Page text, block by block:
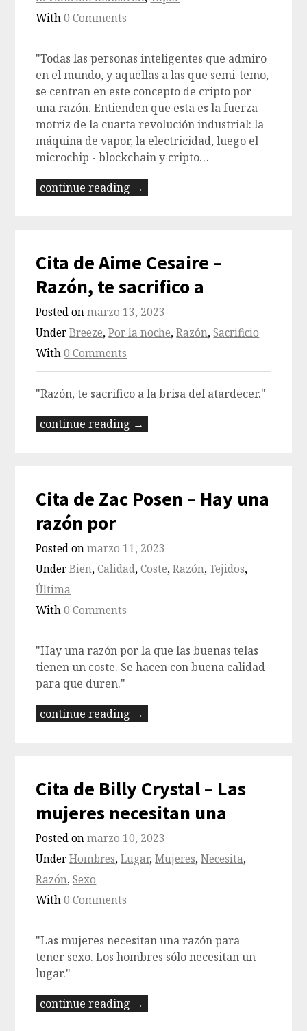
With0 Comments
"Todas las personas inteligentes que admiro
en el mundo, y aquellas a las que semi-temo,
se centran en este concepto de cripto por
una razón. Entienden que esta es la fuerza
motriz de la cuarta revolución industrial: la
máquina de vapor, la electricidad, luego el
microchip - blockchain y cripto…
continue reading →
Cita de Aime Cesaire –
Razón, te sacrifico a
Posted onmarzo 13, 2023
UnderBreeze,Por la noche,Razón,Sacrificio
With0 Comments
"Razón, te sacrifico a la brisa del atardecer."
continue reading →
Cita de Zac Posen – Hay una
razón por
Posted onmarzo 11, 2023
UnderBien,Calidad,Coste,Razón,Tejidos,
Última
With0 Comments
"Hay una razón por la que las buenas telas
tienen un coste. Se hacen con buena calidad
para que duren."
continue reading →
Cita de Billy Crystal – Las
mujeres necesitan una
Posted onmarzo 10, 2023
UnderHombres,Lugar,Mujeres,Necesita,
Razón,Sexo
With0 Comments
"Las mujeres necesitan una razón para
tener sexo. Los hombres sólo necesitan un
lugar."
continue reading →